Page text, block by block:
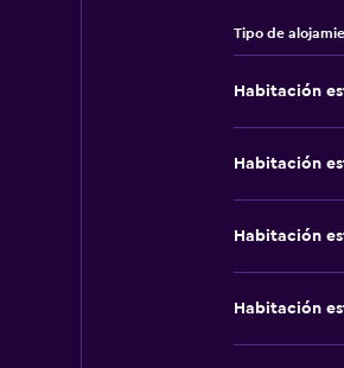
Tipo de
Habitación
Habitación
Habitación
Habitación